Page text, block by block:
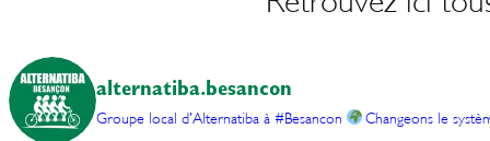
alternatiba.besancon
Groupe local d'Alternatiba à #Besancon Changeons le